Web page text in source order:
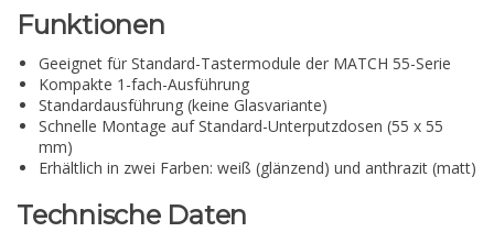
Funktionen
Geeignet für Standard-Tastermodule der MATCH 55-Serie
Kompakte 1-fach-Ausführung
Standardausführung (keine Glasvariante)
Schnelle Montage auf Standard-Unterputzdosen (55 x 55
mm)
Erhältlich in zwei Farben: weiß (glänzend) und anthrazit (matt)
Technische Daten